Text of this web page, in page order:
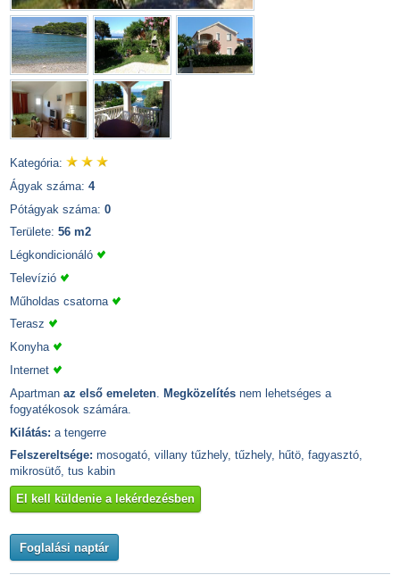
Kategória:
Ágyak száma: 4
Pótágyak száma: 0
Területe: 56 m2
Légkondicionáló
Televízió
Műholdas csatorna
Terasz
Konyha
Internet
Apartman az első emeleten Megközelítés nem lehetséges a
fogyatékosok számára.
Kilátás: a tengerre
Felszereltsége: mosogató, villany tűzhely, tűzhely, hűtö, fagyasztó,
mikrosütő, tus kabin
El kell küldenie a lekérdezésben
Foglalási naptár